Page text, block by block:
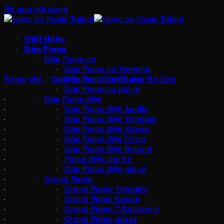
Bỏ qua nội dung
Giới thiệu
Đàn Piano
Đàn Piano cơ
Đàn Piano cơ Yamaha
Đàn Piano cơ Kawai
Đàn Piano cơ giá rẻ
Đàn Piano điện
Đàn Piano điện Apollo
Đàn Piano điện Yamaha
Đàn Piano điện Kawai
Đàn Piano điện Casio
Đàn Piano điện Roland
Piano điện cho bé
Đàn Piano điện giá rẻ
Grand Piano
Grand Piano Yamaha
Grand Piano Kawai
Grand Piano C.Bechstein
Grand Piano giá rẻ
Trang chủ Đàn Guitar / Đàn Guitar Ba Đờn